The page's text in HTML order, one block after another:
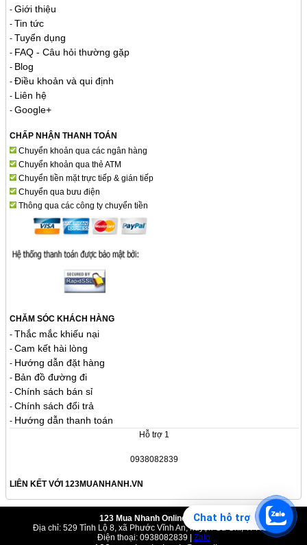
- Giới thiệu
- Tin tức
- Tuyển dụng
- FAQ - Câu hỏi thường gặp
- Blog
- Điều khoản và qui định
- Liên hệ
- Google+
CHẤP NHẬN THANH TOÁN
Chuyển khoản qua các ngân hàng
Chuyển khoản qua thẻ ATM
Chuyển tiền mặt trực tiếp & gián tiếp
Chuyển qua bưu điện
Thông qua các công ty chuyển tiền
CHĂM SÓC KHÁCH HÀNG
- Thắc mắc khiếu nại
- Cam kết hài lòng
- Hướng dẫn đặt hàng
- Bản đồ đường đi
- Chính sách bán sỉ
- Chính sách đổi trả
- Hướng dẫn thanh toán
Hỗ trợ 1
0938082839
LIÊN KẾT VỚI 123MUANHANH.VN
123 Mua Nhanh Online Shop
Địa chỉ: 529 Tỉnh Lộ 8, xã Phước Vĩnh An, huyện Củ Chi, TPHCM
Điện thoại: 0938082839 | Zalo
Chat hỗ trợ